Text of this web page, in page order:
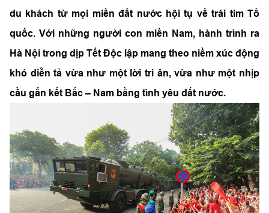
du khách từ mọi miền đất nước hội tụ về trái tim Tổ
quốc. Với những người con miền Nam, hành trình ra
Hà Nội trong dịp Tết Độc lập mang theo niềm xúc động
khó diễn tả vừa như một lời tri ân, vừa như một nhịp
cầu gắn kết Bắc – Nam bằng tình yêu đất nước.